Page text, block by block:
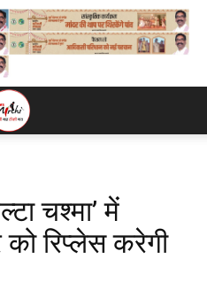
चश्मा’ में
रिप्लेस करेगी